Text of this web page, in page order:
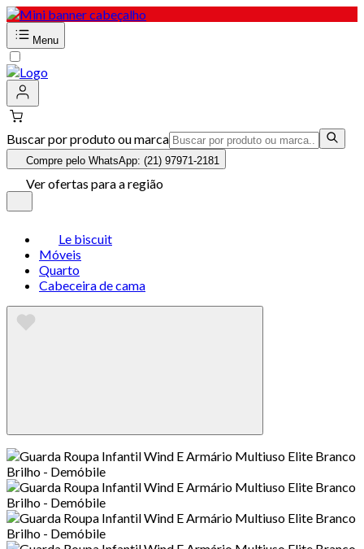
Menu
Buscar por produto ou marca
Compre pelo WhatsApp: (21) 97971-2181
Ver ofertas para a região
Le biscuit
Móveis
Quarto
Cabeceira de cama